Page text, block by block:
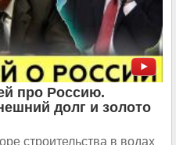
про Россию.
долг и золото
строительства в водах